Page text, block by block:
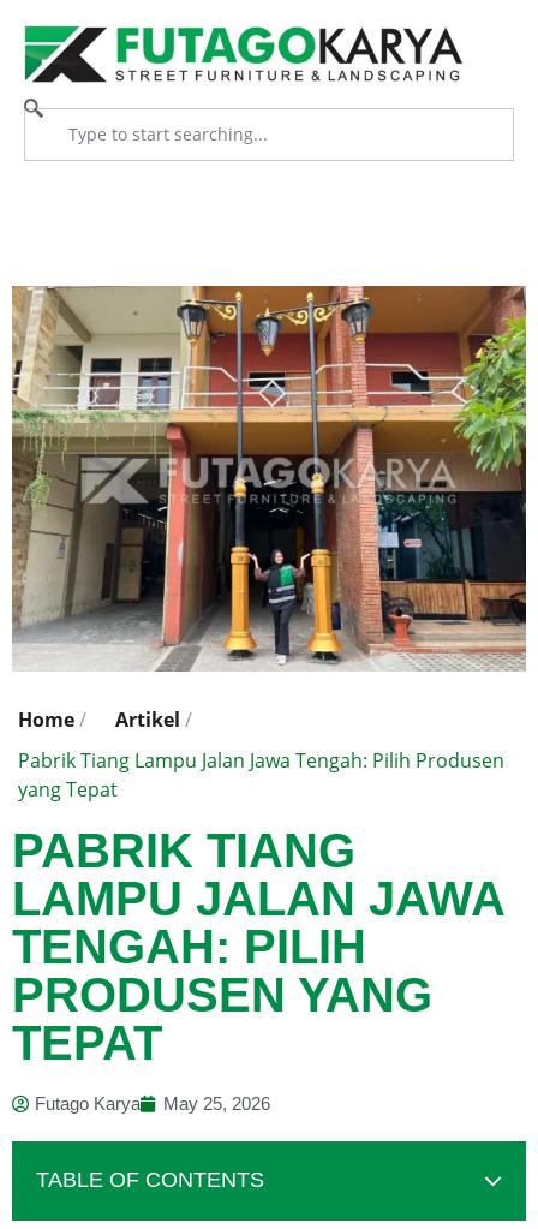
Home/ Artikel /
Pabrik Tiang Lampu Jalan Jawa Tengah: Pilih Produsen
yang Tepat
PABRIK TIANG
LAMPU JALAN JAWA
TENGAH: PILIH
PRODUSEN YANG
TEPAT
Futago Karya May 25, 2026
TABLE OF CONTENTS